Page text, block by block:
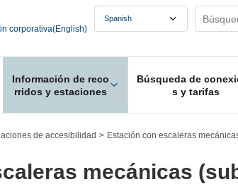
Información de reco
rridos y estaciones
Búsqueda de
s y tarifas
corporativa(English)
de accesibilidad Estación con escaleras
mecánicas